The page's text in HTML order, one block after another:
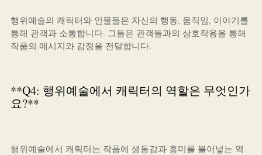
행위예술의 캐릭터와 인물들은 자신의 행동, 움직임, 이야기를
통해 관객과 소통합니다. 그들은 관객들과의 상호작용을 통해
작품의 메시지와 감정을 전달합니다.
**Q4: 행위예술에서 캐릭터의 역할은 무엇인가
요?**
행위예술에서 캐릭터는 작품에 생동감과 흥미를 불어넣는 역